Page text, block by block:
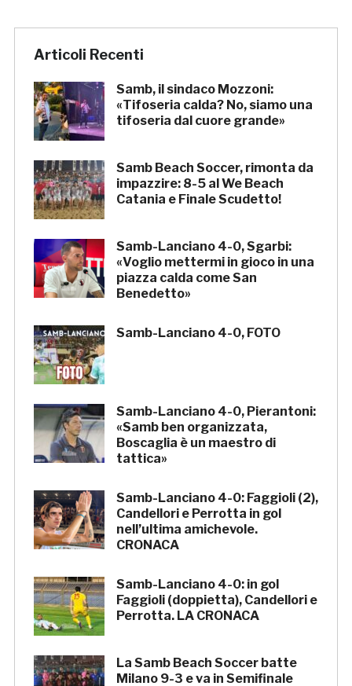
Articoli Recenti
Samb, il sindaco Mozzoni:
«Tifoseria calda? No, siamo una
tifoseria dal cuore grande»
Samb Beach Soccer, rimonta da
impazzire: 8-5 al We Beach
Catania e Finale Scudetto!
Samb-Lanciano 4-0, Sgarbi:
«Voglio mettermi in gioco in una
piazza calda come San
Benedetto»
Samb-Lanciano 4-0, FOTO
Samb-Lanciano 4-0, Pierantoni:
«Samb ben organizzata,
Boscaglia è un maestro di
tattica»
Samb-Lanciano 4-0: Faggioli (2),
Candellori e Perrotta in gol
nell’ultima amichevole.
CRONACA
Samb-Lanciano 4-0: in gol
Faggioli (doppietta), Candellori e
Perrotta. LA CRONACA
La Samb Beach Soccer batte
Milano 9-3 e va in Semifinale